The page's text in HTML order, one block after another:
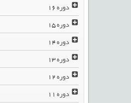
دوره
دوره
دوره
دوره
دوره
دوره